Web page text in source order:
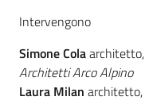
Intervengono
Simone Colaarchitetto,
Architetti Arco Alpino
Laura Milan architetto,